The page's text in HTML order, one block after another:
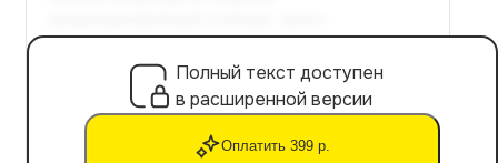
Полный текст доступен
в расширенной версии
Оплатить 399 р.